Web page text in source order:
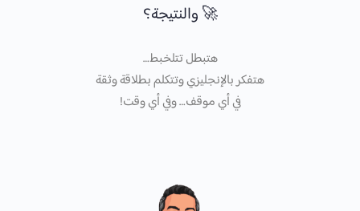
🚀 والنتيجة؟
هتبطل تتلخبط…
هتفكر بالإنجليزي وتتكلم بطلاقة وثقة
في أي موقف… وفي أي وقت!